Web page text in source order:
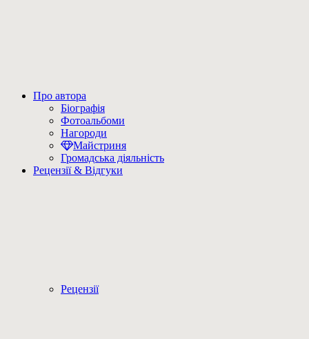
Про автора
Біографія
Фотоальбоми
Нагороди
Майстриня
Громадська діяльність
Рецензії & Відгуки
Рецензії